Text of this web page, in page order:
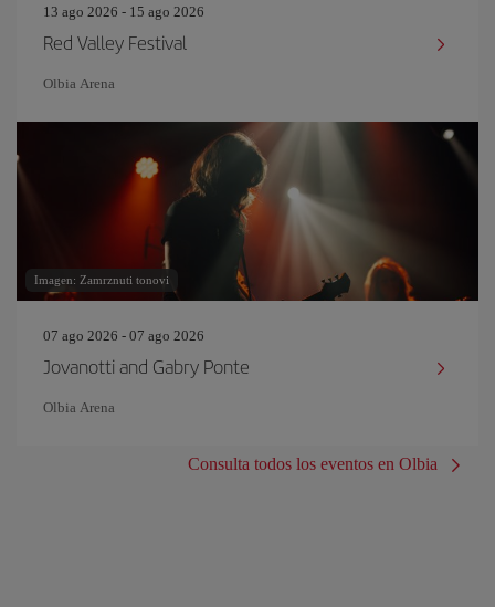
13 ago 2026 - 15 ago 2026
Red Valley Festival
Olbia Arena
Imagen: Zamrznuti tonovi
07 ago 2026 - 07 ago 2026
Jovanotti and Gabry Ponte
Olbia Arena
Consulta todos los eventos en Olbia